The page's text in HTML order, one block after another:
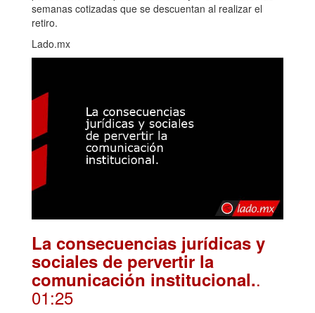
semanas cotizadas que se descuentan al realizar el
retiro.
Lado.mx
La consecuencias jurídicas y
sociales de pervertir la
comunicación institucional..
01:25